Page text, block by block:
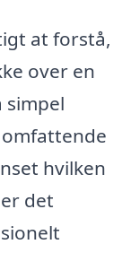
at forstå,
over en
simpel
hvilken
det